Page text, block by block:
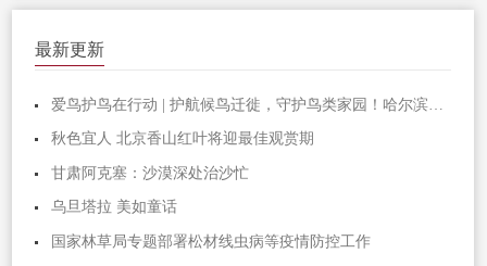
最新更新
秋色宜人 北京香山红叶将迎最佳观赏期
甘肃阿克塞：沙漠深处治沙忙
乌旦塔拉 美如童话
国家林草局专题部署松材线虫病等疫情防控工作